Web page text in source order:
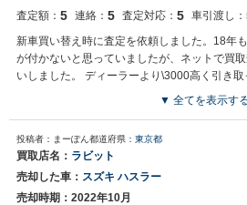
査定額： 5 連絡： 5 査定対応： 5 車引渡し：
新車買い替え時に査定を依頼しました。18年
が付かないと思っていましたが、ネットで買
いしました。 ディーラーより\3000高く引き
の見積りから引渡しまでスムーズでした。
▼ 全てを表示す
投稿者：まーぽん都道府県： 東京都
買取店名： ラビット
売却した車： スズキ ハスラー
売却時期：2022年10月